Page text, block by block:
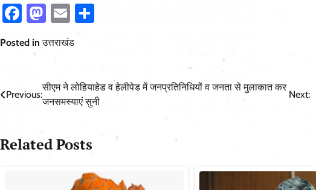
Facebook
Mastodon
Email
Posted inउत्तराखंड
Post
Previous:
सीएम ने लोहियाहेड व हेलीपेड में जनप्रतिनिधियों व जनता से मुलाकात कर
जनसमस्याएं सुनी
Next:
Related Posts